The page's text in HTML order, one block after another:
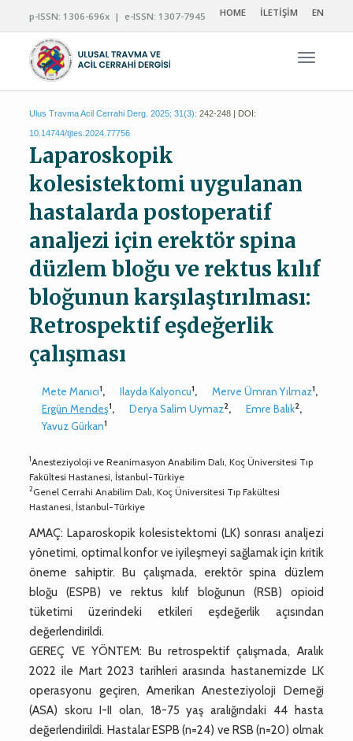
p-ISSN: 1306-696x | e-ISSN: 1307-7945 HOME İLETİŞİM EN
Ulus Travma Acil Cerrahi Derg. 2025; 31(3): 242-248 | DOI:
10.14744/tjtes.2024.77756
Laparoskopik
kolesistektomi uygulanan
hastalarda postoperatif
analjezi için erektör spina
düzlem bloğu ve rektus kılıf
bloğunun karşılaştırılması:
Retrospektif eşdeğerlik
çalışması
Mete Manıcı1, Ilayda Kalyoncu1, Merve Ümran Yılmaz1,
Ergün Mendeş1, Derya Salim Uymaz2, Emre Balık2,
Yavuz Gürkan1
1Anesteziyoloji ve Reanimasyon Anabilim Dalı, Koç Üniversitesi Tıp
Fakültesi Hastanesi, İstanbul-Türkiye
2Genel Cerrahi Anabilim Dalı, Koç Üniversitesi Tıp Fakültesi
Hastanesi, İstanbul-Türkiye
AMAÇ: Laparoskopik kolesistektomi (LK) sonrası analjezi
yönetimi, optimal konfor ve iyileşmeyi sağlamak için kritik
öneme sahiptir. Bu çalışmada, erektör spina düzlem
bloğu (ESPB) ve rektus kılıf bloğunun (RSB) opioid
tüketimi üzerindeki etkileri eşdeğerlik açısından
değerlendirildi.
GEREÇ VE YÖNTEM: Bu retrospektif çalışmada, Aralık
2022 ile Mart 2023 tarihleri arasında hastanemizde LK
operasyonu geçiren, Amerikan Anesteziyoloji Derneği
(ASA) skoru I-II olan, 18-75 yaş aralığındaki 44 hasta
değerlendirildi. Hastalar ESPB (n=24) ve RSB (n=20) olmak